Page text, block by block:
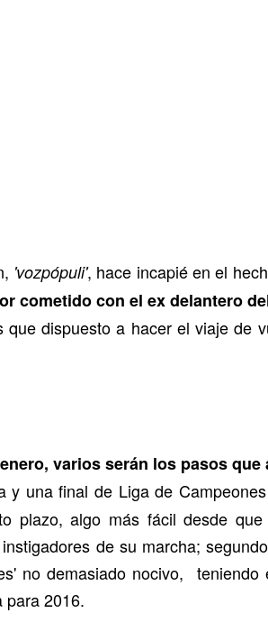
'vozpópuli', hace incapié en el
cometido con el ex delantero
dispuesto a hacer el viaje de
varios serán los pasos
una final de Liga de
plazo, algo más fácil desde
de su marcha;
no demasiado nocivo, teniendo
para 2016.